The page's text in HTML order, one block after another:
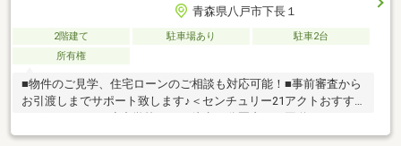
青森県八戸市下長１
2階建て 駐車場あり
駐車2台
所有権
■物件のご見学、住宅ローンのご相談も対応可能！■事前審査から
お引渡しまでサポート致します♪＜センチュリー21アクトおすす
めポイント♪＞・小中学校まで、徒歩10分圏内！・国道までもす
ぐアクセス可能！＜周辺環境＞・ジョイス石堂店 650ｍ/